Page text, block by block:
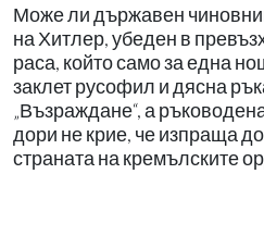
Може ли държавен
на Хитлер, убеден в
раса, който само за една
заклет русофил и дясна
„Възраждане“, а
дори не крие, че изпраща
страната на кремълските